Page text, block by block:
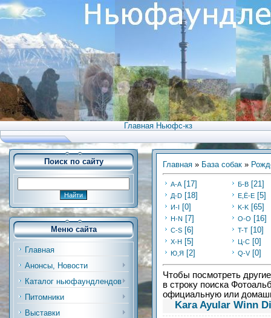
Главная Ньюфс-кз
Поиск по сайту
Меню сайта
Главная
Анонсы, Новости
Каталог ньюфаундлендов
Питомники
Выставки
Главная » База собак »
А-А [17] Б-В [21]
Д-D [18] Е,Ё-Е [5]
И-I [0] K-K [65]
Н-N [7] O-O [16]
C-S [6] T-T [10]
Х-H [5] Ц-C [0]
Ю,Я [2] Q-V [0]
Чтобы посмотреть
в строку поиска
официальную или
Kara Ayular Winn